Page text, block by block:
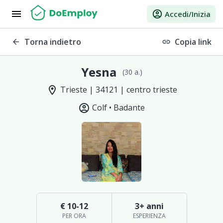
menu account_circle Accedi/Inizia
arrow_back Torna indietro link Copia link
Yesna (30 a.)
location_on Trieste | 34121 | centro trieste
account_circle Colf • Badante
€ 10-12
PER ORA
3+ anni
ESPERIENZA